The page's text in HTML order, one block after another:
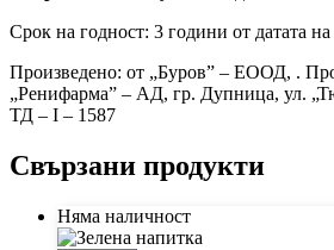
Срок на годност: 3 години от датата
Произведено: от „Буров” – ЕООД, .
„Ренифарма” – АД, гр. Дупница, ул.
ТД – I – 1587
Свързани продукти
Няма наличност